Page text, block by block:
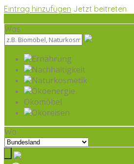
Eintrag hinzufügen Jetzt beitreten
Was
Ernährung
Nachhaltigkeit
Naturkosmetik
Ökoenergie
Ökomöbel
Ökoreisen
Wo